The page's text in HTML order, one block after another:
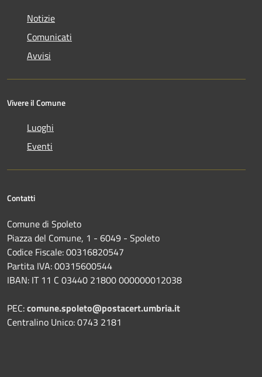
Notizie
Comunicati
Avvisi
Vivere il Comune
Luoghi
Eventi
Contatti
Comune di Spoleto
Piazza del Comune, 1 - 6049 - Spoleto
Codice Fiscale: 00316820547
Partita IVA: 00315600544
IBAN: IT 11 C 03440 21800 000000012038
PEC:comune.spoleto@postacert.umbria.it
Centralino Unico: 0743 2181